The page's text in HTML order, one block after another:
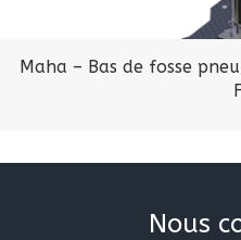
Maha – Bas de fosse
Nous